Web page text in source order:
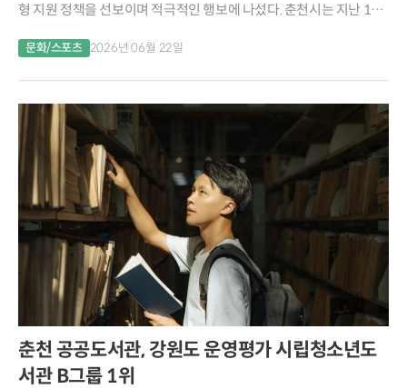
형 지원 정책을 선보이며 적극적인 행보에 나섰다. 춘천시는 지난 19
가해 도시민들에게 춘천만의 우수한 정주 여건과...
문화/스포츠 2026년 06월 22일
춘천 공공도서관, 강원도 운영평가 시립청소년도
서관 B그룹 1위